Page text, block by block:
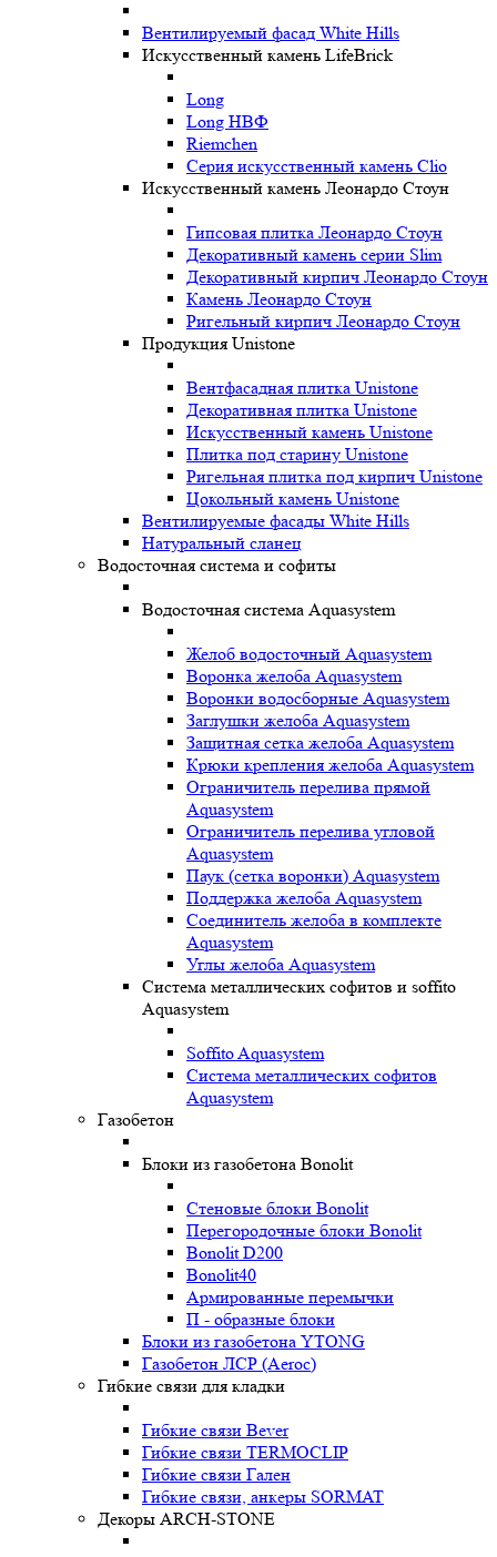
Вентилируемый фасад White Hills
Искусственный камень LifeBrick
Long
Long НВФ
Riemchen
Серия искусственный камень Clio
Искусственный камень Леонардо Стоун
Гипсовая плитка Леонардо Стоун
Декоративный камень серии Slim
Декоративный кирпич Леонардо Стоун
Камень Леонардо Стоун
Ригельный кирпич Леонардо Стоун
Продукция Unistone
Вентфасадная плитка Unistone
Декоративная плитка Unistone
Искусственный камень Unistone
Плитка под старину Unistone
Ригельная плитка под кирпич Unistone
Цокольный камень Unistone
Вентилируемые фасады White Hills
Натуральный сланец
Водосточная система и софиты
Водосточная система Aquasystem
Желоб водосточный Aquasystem
Воронка желоба Aquasystem
Воронки водосборные Aquasystem
Заглушки желоба Aquasystem
Защитная сетка желоба Aquasystem
Крюки крепления желоба Aquasystem
Ограничитель перелива прямой
Aquasystem
Ограничитель перелива угловой
Aquasystem
Паук (сетка воронки) Aquasystem
Поддержка желоба Aquasystem
Соединитель желоба в комплекте
Aquasystem
Углы желоба Aquasystem
Система металлических софитов и soffito
Aquasystem
Soffito Aquasystem
Система металлических софитов
Aquasystem
Газобетон
Блоки из газобетона Bonolit
Стеновые блоки Bonolit
Перегородочные блоки Bonolit
Bonolit D200
Bonolit40
Армированные перемычки
П - образные блоки
Блоки из газобетона YTONG
Газобетон ЛСР (Aeroc)
Гибкие связи для кладки
Гибкие связи Bever
Гибкие связи TERMOCLIP
Гибкие связи Гален
Гибкие связи, анкеры SORMAT
Декоры ARCH-STONE